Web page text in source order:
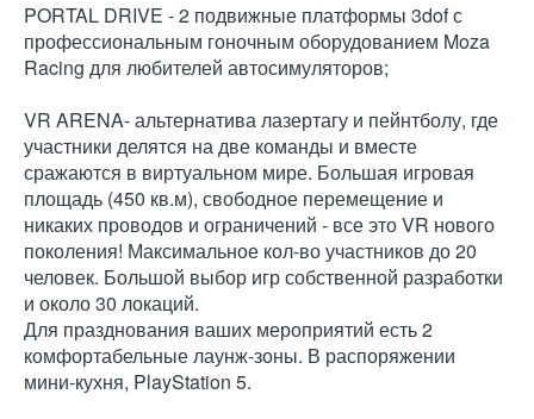
PORTAL DRIVE - 2 подвижные платформы 3dof с
профессиональным гоночным оборудованием Moza
Racing для любителей автосимуляторов;
VR ARENA- альтернатива лазертагу и пейнтболу, где
участники делятся на две команды и вместе
сражаются в виртуальном мире. Большая игровая
площадь (450 кв.м), свободное перемещение и
никаких проводов и ограничений - все это VR нового
поколения! Максимальное кол-во участников до 20
человек. Большой выбор игр собственной разработки
и около 30 локаций.
Для празднования ваших мероприятий есть 2
комфортабельные лаунж-зоны. В распоряжении
мини-кухня, PlayStation 5.